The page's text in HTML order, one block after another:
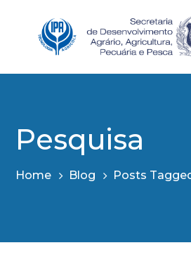
Pesquisa
Home Blog Posts